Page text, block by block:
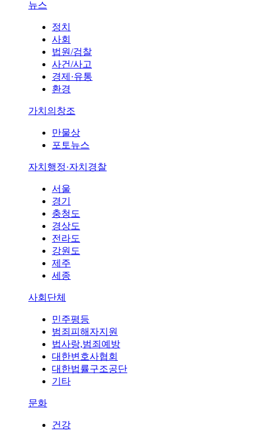
뉴스
정치
사회
법원/검찰
사건/사고
경제·유통
환경
가치의창조
만물상
포토뉴스
자치행정·자치경찰
서울
경기
충청도
경상도
전라도
강원도
제주
세종
사회단체
민주평등
범죄피해자지원
법사랑,범죄예방
대한변호사협회
대한법률구조공단
기타
문화
건강